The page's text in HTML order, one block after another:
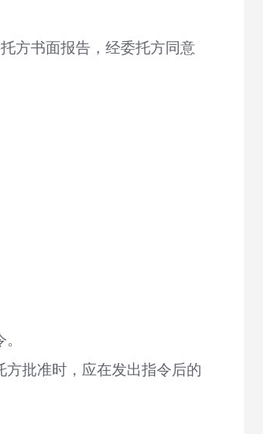
方书面报告，经委托方同意
批准时，应在发出指令后的